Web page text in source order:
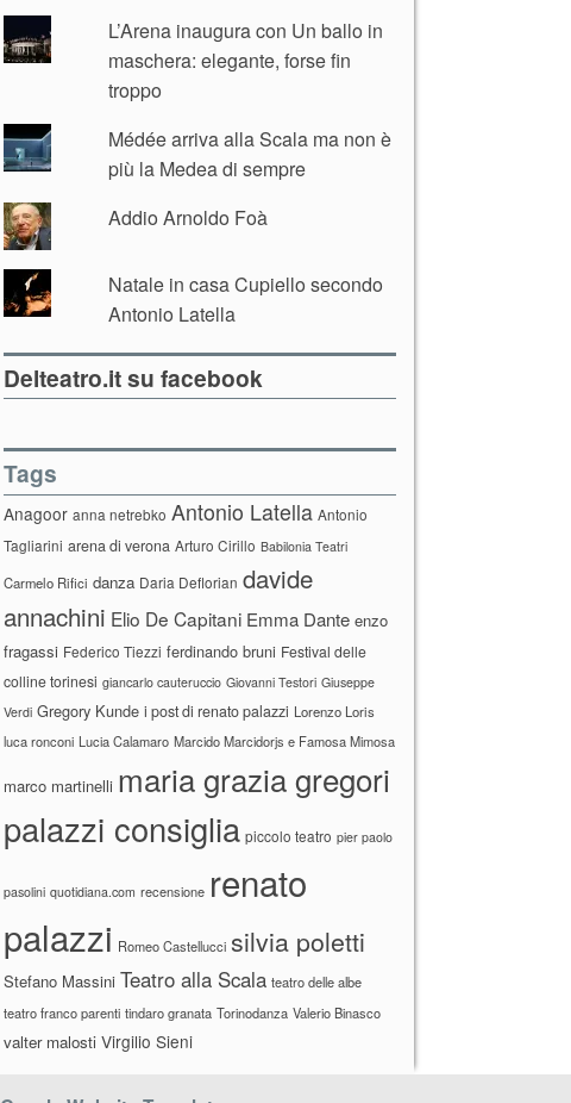
L’Arena inaugura con Un ballo in
maschera: elegante, forse fin
troppo
Médée arriva alla Scala ma non è
più la Medea di sempre
Addio Arnoldo Foà
Natale in casa Cupiello secondo
Antonio Latella
Delteatro.it su facebook
Tags
Anagoor anna netrebko Antonio Latella Antonio
Tagliarini arena di verona Arturo Cirillo Babilonia Teatri
Carmelo Rifici danza Daria Deflorian davide
annachini Elio De Capitani Emma Dante enzo
fragassi Federico Tiezzi ferdinando bruni Festival delle
colline torinesi giancarlo cauteruccio Giovanni Testori Giuseppe
Verdi Gregory Kunde i post di renato palazzi Lorenzo Loris
luca ronconi Lucia Calamaro Marcido Marcidorjs e Famosa Mimosa
marco martinelli maria grazia gregori
palazzi consiglia piccolo teatro pier paolo
pasolini quotidiana.com recensione renato
palazzi Romeo Castellucci silvia poletti
Stefano Massini Teatro alla Scala teatro delle albe
teatro franco parenti tindaro granata Torinodanza Valerio Binasco
valter malosti Virgilio Sieni